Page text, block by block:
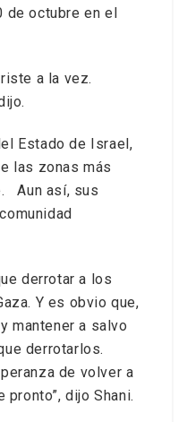
de octubre en el
a la vez.
Estado de Israel,
las zonas más
Aun así, sus
derrotar a los
Y es obvio que,
mantener a salvo
derrotarlos.
de volver a
dijo Shani.